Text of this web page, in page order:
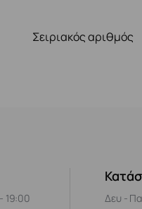
Σειριακός αριθμός
19:00
Δευ -